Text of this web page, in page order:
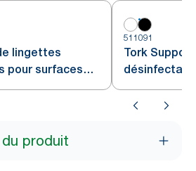
lingettes
pour surfaces
511091
Tork
noir W20
produit